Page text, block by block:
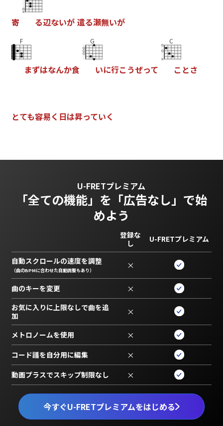
寄 る辺ないが 遣る瀬無いが
F
まずはなんか食
G
いに行こ うぜって
C
こ とさ
とても容易く 日は昇っていく
U-FRETプレミアム
「全ての機能」を 「広告なし」で始
めよう
今すぐU-FRETプレミアムをはじめる
登録な
し
U-FRETプレミアム
自動スクロールの速度を調整
（曲のBPMに合わせた自動調整もあり） ×
曲のキーを変更 ×
お気に入りに上限なしで曲を追
加
×
メトロノームを使用 ×
コード譜を自分用に編集 ×
動画プラスでスキップ制限なし ×